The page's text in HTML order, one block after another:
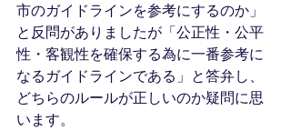
市のガイドラインを参考にするのか」
と反問がありましたが「公正性・公平
性・客観性を確保する為に一番参考に
なるガイドラインである」と答弁し、
どちらのルールが正しいのか疑問に思
います。